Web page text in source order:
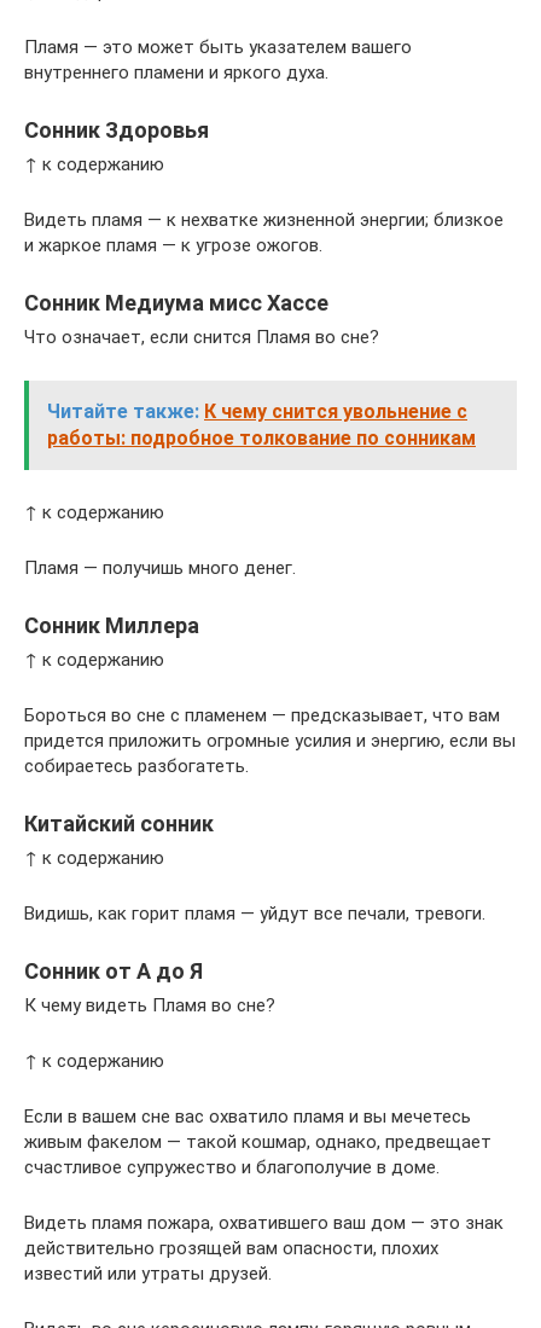
Пламя — это может быть указателем вашего
внутреннего пламени и яркого духа.
Сонник Здоровья
↑ к содержанию
Видеть пламя — к нехватке жизненной энергии; близкое
и жаркое пламя — к угрозе ожогов.
Сонник Медиума мисс Хассе
Что означает, если снится Пламя во сне?
Читайте также: К чему снится увольнение с
работы: подробное толкование по сонникам
↑ к содержанию
Пламя — получишь много денег.
Сонник Миллера
↑ к содержанию
Бороться во сне с пламенем — предсказывает, что вам
придется приложить огромные усилия и энергию, если вы
собираетесь разбогатеть.
Китайский сонник
↑ к содержанию
Видишь, как горит пламя — уйдут все печали, тревоги.
Сонник от А до Я
К чему видеть Пламя во сне?
↑ к содержанию
Если в вашем сне вас охватило пламя и вы мечетесь
живым факелом — такой кошмар, однако, предвещает
счастливое супружество и благополучие в доме.
Видеть пламя пожара, охватившего ваш дом — это знак
действительно грозящей вам опасности, плохих
известий или утраты друзей.